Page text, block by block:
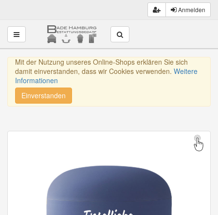
Anmelden
Toggle navigation
Mit der Nutzung unseres Online-Shops erklären Sie sich
damit einverstanden, dass wir Cookies verwenden. Weitere
Informationen
Einverstanden